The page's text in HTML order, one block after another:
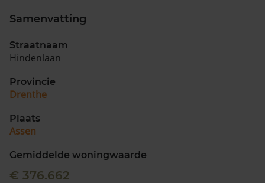
Samenvatting
Straatnaam
Hindenlaan
Provincie
Drenthe
Plaats
Assen
Gemiddelde woningwaarde
€ 376.662